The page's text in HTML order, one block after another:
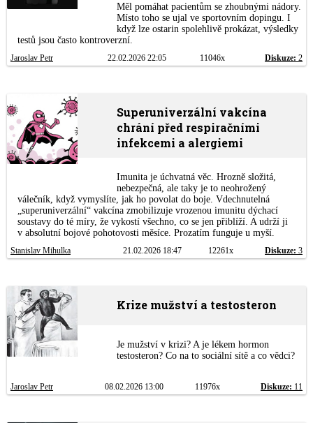
Měl pomáhat pacientům se zhoubnými nádory.
Místo toho se ujal ve sportovním dopingu. I
když lze ostarin spolehlivě prokázat, výsledky
testů jsou často kontroverzní.
Jaroslav Petr 22.02.2026 22:05 11046x Diskuze: 2
Superuniverzální vakcína
chrání před respiračními
infekcemi a alergiemi
Imunita je úchvatná věc. Hrozně složitá,
nebezpečná, ale taky je to neohrožený
válečník, když vymyslíte, jak ho povolat do boje. Vdechnutelná
„superuniverzální“ vakcína zmobilizuje vrozenou imunitu dýchací
soustavy do té míry, že vykostí všechno, co se jen přiblíží. A udrží ji
v absolutní bojové pohotovosti měsíce. Prozatím funguje u myší.
Stanislav Mihulka 21.02.2026 18:47 12261x Diskuze: 3
Krize mužství a testosteron
Je mužství v krizi? A je lékem hormon
testosteron? Co na to sociální sítě a co vědci?
Jaroslav Petr 08.02.2026 13:00 11976x Diskuze: 11